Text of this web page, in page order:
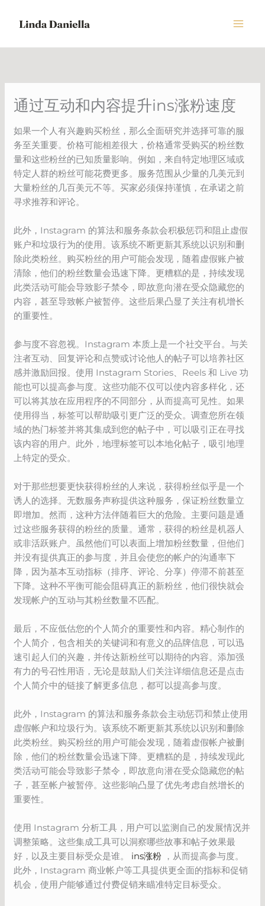
通过互动和内容提升ins涨粉速度
如果一个人有兴趣购买粉丝，那么全面研究并选择可靠的服
务至关重要。价格可能相差很大，价格通常受购买的粉丝数
量和这些粉丝的已知质量影响。例如，来自特定地理区域或
特定人群的粉丝可能花费更多。服务范围从少量的几美元到
大量粉丝的几百美元不等。买家必须保持谨慎，在承诺之前
寻求推荐和评论。
此外，Instagram 的算法和服务条款会积极惩罚和阻止虚假
账户和垃圾行为的使用。该系统不断更新其系统以识别和删
除此类粉丝。购买粉丝的用户可能会发现，随着虚假账户被
清除，他们的粉丝数量会迅速下降。更糟糕的是，持续发现
此类活动可能会导致影子禁令，即故意向潜在受众隐藏您的
内容，甚至导致帐户被暂停。这些后果凸显了关注有机增长
的重要性。
参与度不容忽视。Instagram 本质上是一个社交平台。与关
注者互动、回复评论和点赞或讨论他人的帖子可以培养社区
感并激励回报。使用 Instagram Stories、Reels 和 Live 功
能也可以提高参与度。这些功能不仅可以使内容多样化，还
可以将其放在应用程序的不同部分，从而提高可见性。如果
使用得当，标签可以帮助吸引更广泛的受众。调查您所在领
域的热门标签并将其集成到您的帖子中，可以吸引正在寻找
该内容的用户。此外，地理标签可以本地化帖子，吸引地理
上特定的受众。
对于那些想要更快获得粉丝的人来说，获得粉丝似乎是一个
诱人的选择。无数服务声称提供这种服务，保证粉丝数量立
即增加。然而，这种方法伴随着巨大的危险。主要问题是通
过这些服务获得的粉丝的质量。通常，获得的粉丝是机器人
或非活跃账户。虽然他们可以表面上增加粉丝数量，但他们
并没有提供真正的参与度，并且会使您的帐户的沟通率下
降，因为基本互动指标（排序、评论、分享）停滞不前甚至
下降。这种不平衡可能会阻碍真正的新粉丝，他们很快就会
发现帐户的互动与其粉丝数量不匹配。
最后，不应低估您的个人简介的重要性和内容。精心制作的
个人简介，包含相关的关键词和有意义的品牌信息，可以迅
速引起人们的兴趣，并传达新粉丝可以期待的内容。添加强
有力的号召性用语，无论是鼓励人们关注详细信息还是点击
个人简介中的链接了解更多信息，都可以提高参与度。
此外，Instagram 的算法和服务条款会主动惩罚和禁止使用
虚假帐户和垃圾行为。该系统不断更新其系统以识别和删除
此类粉丝。购买粉丝的用户可能会发现，随着虚假帐户被删
除，他们的粉丝数量会迅速下降。更糟糕的是，持续发现此
类活动可能会导致影子禁令，即故意向潜在受众隐藏您的帖
子，甚至帐户被暂停。这些影响凸显了优先考虑自然增长的
重要性。
使用 Instagram 分析工具，用户可以监测自己的发展情况并
调整策略。这些集成工具可以洞察哪些故事和帖子效果最
好，以及主要目标受众是谁。 ins涨粉 ，从而提高参与度。
此外，Instagram 商业帐户等工具提供更全面的指标和促销
机会，使用户能够通过付费促销来瞄准特定目标受众。